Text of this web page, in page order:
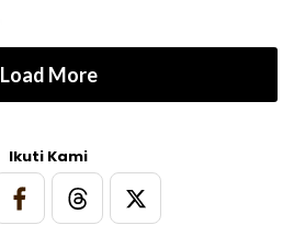
Load More
Ikuti Kami